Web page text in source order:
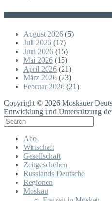
August 2026 (5)
Juli 2026 (17)
Juni 2026 (15)
Mai 2026 (15)
April 2026 (21)
März 2026 (23)
Februar 2026 (21)
Copyright © 2026 Moskauer
Entwicklung und Unterstützung
Abo
Wirtschaft
Gesellschaft
Zeitgeschehen
Russlands Deutsche
Regionen
Moskau